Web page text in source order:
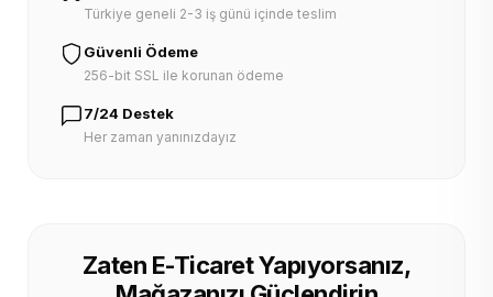
Türkiye geneli 2-3 iş günü içinde teslim
Güvenli Ödeme
256-bit SSL ile korunan ödeme
7/24 Destek
Her zaman yanınızdayız
Zaten E-Ticaret Yapıyorsanız,